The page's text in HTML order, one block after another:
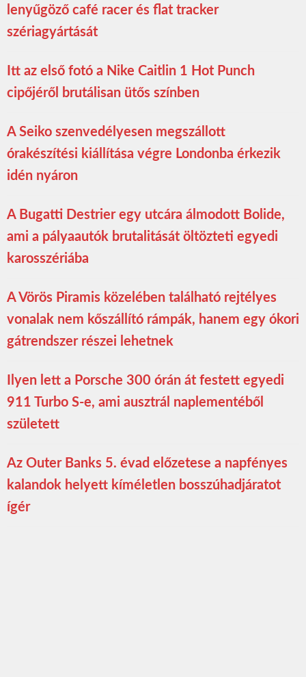
lenyűgöző café racer és flat tracker
szériagyártását
Itt az első fotó a Nike Caitlin 1 Hot Punch
cipőjéről brutálisan ütős színben
A Seiko szenvedélyesen megszállott
órakészítési kiállítása végre Londonba érkezik
idén nyáron
A Bugatti Destrier egy utcára álmodott Bolide,
ami a pályaautók brutalitását öltözteti egyedi
karosszériába
A Vörös Piramis közelében található rejtélyes
vonalak nem kőszállító rámpák, hanem egy ókori
gátrendszer részei lehetnek
Ilyen lett a Porsche 300 órán át festett egyedi
911 Turbo S-e, ami ausztrál naplementéből
született
Az Outer Banks 5. évad előzetese a napfényes
kalandok helyett kíméletlen bosszúhadjáratot
ígér